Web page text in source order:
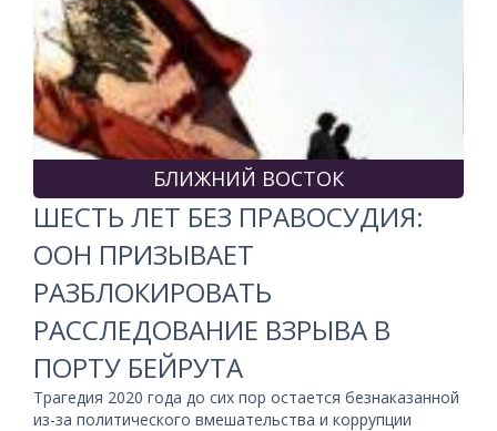
БЛИЖНИЙ ВОСТОК
ШЕСТЬ ЛЕТ БЕЗ ПРАВОСУДИЯ:
ООН ПРИЗЫВАЕТ
РАЗБЛОКИРОВАТЬ
РАССЛЕДОВАНИЕ ВЗРЫВА В
ПОРТУ БЕЙРУТА
Трагедия 2020 года до сих пор остается безнаказанной
из-за политического вмешательства и коррупции